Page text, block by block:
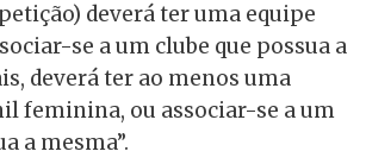
deverá ter uma equipe
se a um clube que possua a
deverá ter ao menos uma
feminina, ou associar-se a um
a mesma”.